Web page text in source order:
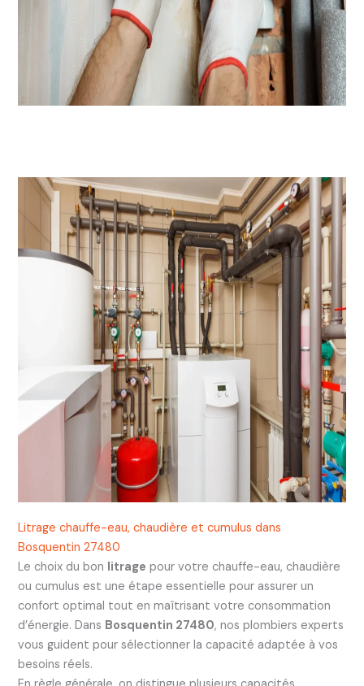
Litrage chauffe-eau, chaudière et cumulus dans
Bosquentin 27480
Le choix du bon litrage pour votre chauffe-eau, chaudière
ou cumulus est une étape essentielle pour assurer un
confort optimal tout en maîtrisant votre consommation
d’énergie. Dans Bosquentin 27480, nos plombiers experts
vous guident pour sélectionner la capacité adaptée à vos
besoins réels.